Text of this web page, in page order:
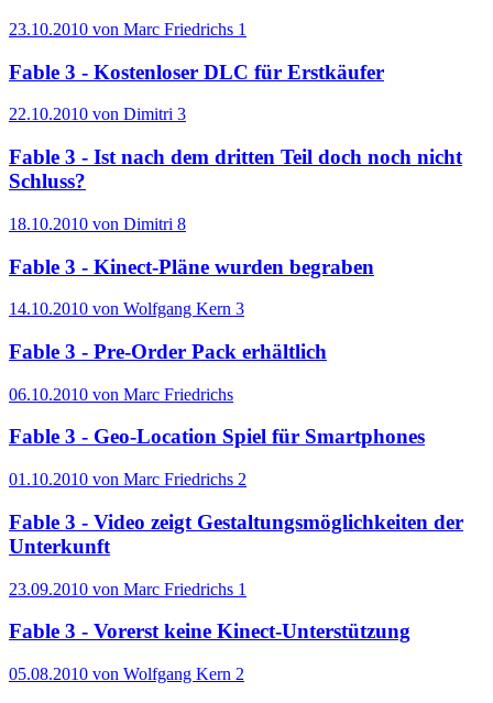
23.10.2010 von Marc Friedrichs 1
Fable 3 - Kostenloser DLC für Erstkäufer
22.10.2010 von Dimitri 3
Fable 3 - Ist nach dem dritten Teil doch noch nicht
Schluss?
18.10.2010 von Dimitri 8
Fable 3 - Kinect-Pläne wurden begraben
14.10.2010 von Wolfgang Kern 3
Fable 3 - Pre-Order Pack erhältlich
06.10.2010 von Marc Friedrichs
Fable 3 - Geo-Location Spiel für Smartphones
01.10.2010 von Marc Friedrichs 2
Fable 3 - Video zeigt Gestaltungsmöglichkeiten der
Unterkunft
23.09.2010 von Marc Friedrichs 1
Fable 3 - Vorerst keine Kinect-Unterstützung
05.08.2010 von Wolfgang Kern 2